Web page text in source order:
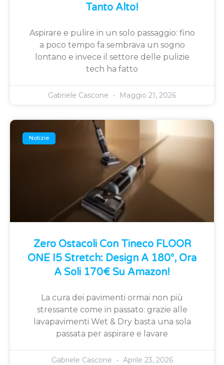
Tanto Alto!
Aspirare e pulire in un solo passaggio: fino
a poco tempo fa sembrava un sogno
lontano e invece il settore delle pulizie
tech ha fatto
Gabriele Cascone Maggio 21, 2026
Notizie
Zero Ostacoli Con Tineco FLOOR
ONE I5 Stretch: Design A 180°, Ora
A Soli 170€ Su Amazon!
La cura dei pavimenti ormai non più
stressante come in passato: grazie alle
lavapavimenti Wet & Dry basta una sola
passata per aspirare e lavare
Gabriele Cascone Aprile 23, 2026